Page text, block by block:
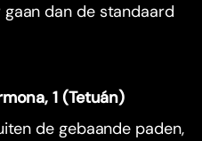
dan de standaard
1 (Tetuán)
de gebaande paden,